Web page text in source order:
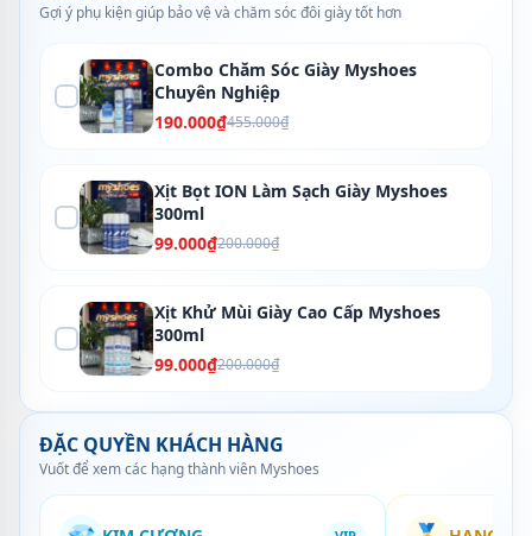
Gợi ý phụ kiện giúp bảo vệ và chăm sóc đôi giày tốt hơn
Combo Chăm Sóc Giày Myshoes
Chuyên Nghiệp
190.000₫455.000₫
Xịt Bọt ION Làm Sạch Giày Myshoes
300ml
99.000₫200.000₫
Xịt Khử Mùi Giày Cao Cấp Myshoes
300ml
99.000₫200.000₫
ĐẶC QUYỀN KHÁCH HÀNG
Vuốt để xem các hạng thành viên Myshoes